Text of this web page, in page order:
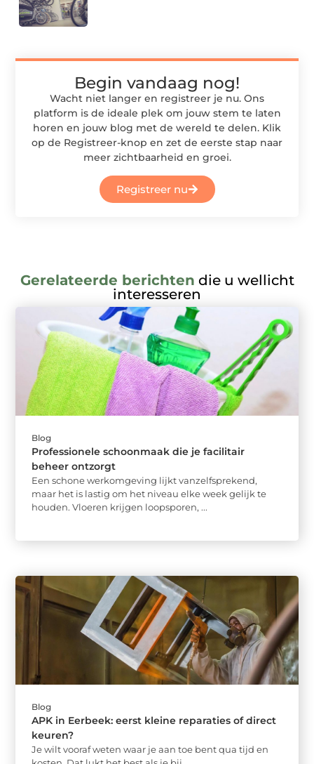
Begin vandaag nog!
Wacht niet langer en registreer je nu. Ons
platform is de ideale plek om jouw stem te laten
horen en jouw blog met de wereld te delen. Klik
op de Registreer-knop en zet de eerste stap naar
meer zichtbaarheid en groei.
Registreer nu
Gerelateerde berichten die u wellicht
interesseren
Blog
Professionele schoonmaak die je facilitair
beheer ontzorgt
Een schone werkomgeving lijkt vanzelfsprekend,
maar het is lastig om het niveau elke week gelijk te
houden. Vloeren krijgen loopsporen, ...
Blog
APK in Eerbeek: eerst kleine reparaties of direct
keuren?
Je wilt vooraf weten waar je aan toe bent qua tijd en